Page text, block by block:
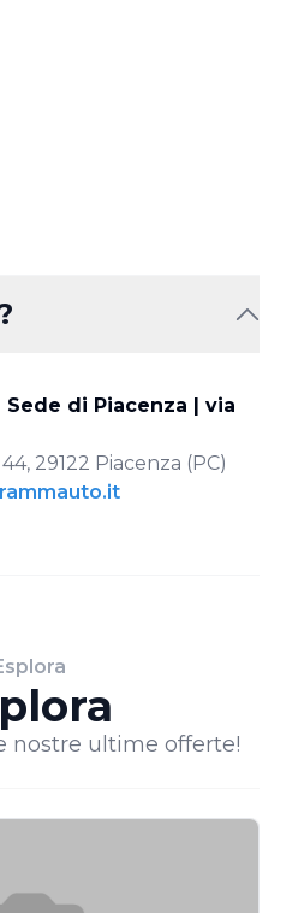
Sede di Piacenza | via
29122 Piacenza (PC)
nostre ultime offerte!